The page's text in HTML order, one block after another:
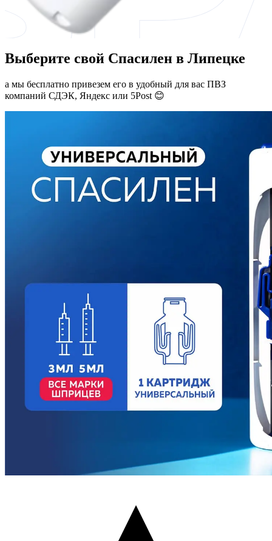
Выберите свой Спасилен в Липецке
а мы бесплатно привезем его в удобный для вас ПВЗ
компаний СДЭК, Яндекс или 5Post 😊